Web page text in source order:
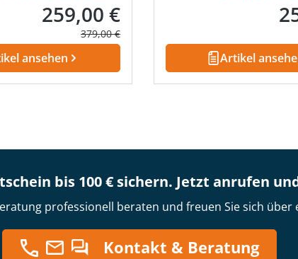
Verkaufspreis:
259,00 €
Regulärer Preis:
379,00 €
ansehen Artikel
bis 100 € sichern. Jetzt anrufen
professionell beraten und freuen Sie sich über
Kontakt & Beratung